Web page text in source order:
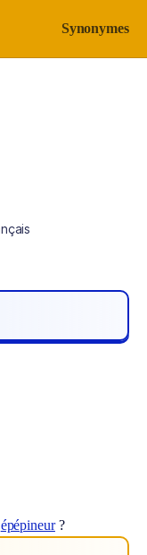
Synonymes
épépineur?